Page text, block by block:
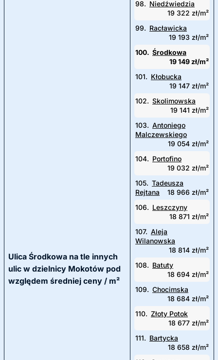
Ulica Środkowa na tle innych
ulic w dzielnicy Mokotów pod
względem średniej ceny / m²
98. Niedźwiedzia
19 322 zł/m²
99. Racławicka
19 193 zł/m²
100. Środkowa
19 149 zł/m²
101. Kłobucka
19 147 zł/m²
102. Skolimowska
19 141 zł/m²
103. Antoniego
Malczewskiego
19 054 zł/m²
104. Portofino
19 032 zł/m²
105. Tadeusza
Rejtana
18 966 zł/m²
106. Leszczyny
18 871 zł/m²
107. Aleja
Wilanowska
18 814 zł/m²
108. Batuty
18 694 zł/m²
109. Chocimska
18 684 zł/m²
110. Złoty Potok
18 677 zł/m²
111. Bartycka
18 658 zł/m²